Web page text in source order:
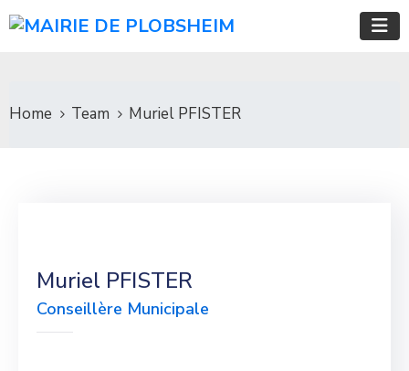
Home Team Muriel PFISTER
Muriel PFISTER
Conseillère Municipale